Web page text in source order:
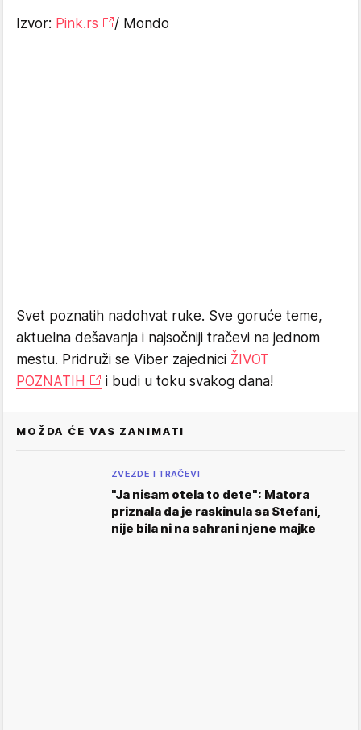
Izvor: Pink.rs / Mondo
Svet poznatih nadohvat ruke. Sve goruće teme,
aktuelna dešavanja i najsočniji tračevi na jednom
mestu. Pridruži se Viber zajednici ŽIVOT
POZNATIH
i budi u toku svakog dana!
MOŽDA ĆE VAS ZANIMATI
ZVEZDE I TRAČEVI
"Ja nisam otela to dete": Matora
priznala da je raskinula sa Stefani,
nije bila ni na sahrani njene majke